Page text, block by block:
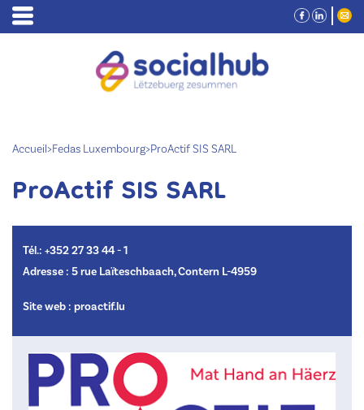
Accueil>Fedas Luxembourg>ProActif SIS SARL
ProActif SIS SARL
Tél.: +352 27 33 44 - 1
Adresse : 5 rue Laïteschbaach, Contern L-4959
Site web : proactif.lu